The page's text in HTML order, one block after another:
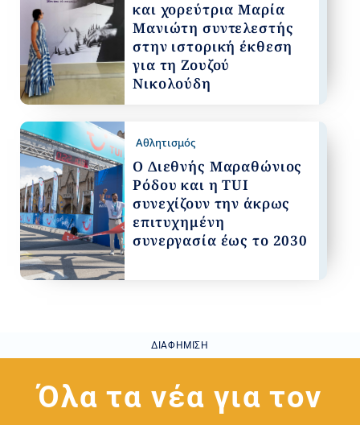
και χορεύτρια Μαρία
Μανιώτη συντελεστής
στην ιστορική έκθεση
για τη Ζουζού
Νικολούδη
Αθλητισμός
Ο Διεθνής Μαραθώνιος
Ρόδου και η TUI
συνεχίζουν την άκρως
επιτυχημένη
συνεργασία έως το 2030
ΔΙΑΦΉΜΙΣΗ
Όλα τα νέα για τον